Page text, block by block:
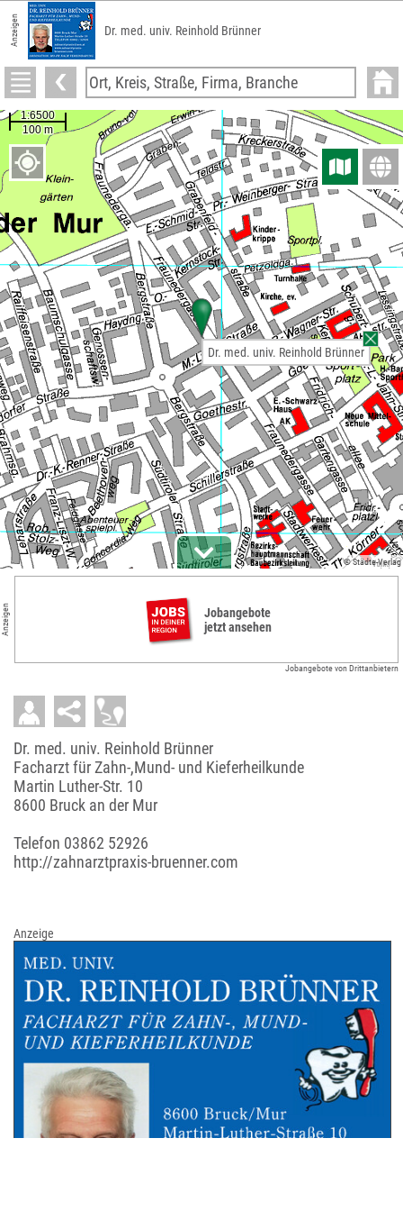
Anzeigen Dr. med. univ. Reinhold Brünner
© Städte-Verlag
Dr. med. univ. Reinhold Brünner
Anzeigen
Jobangebote
jetzt ansehen
Jobangebote von Drittanbietern
Dr. med. univ. Reinhold Brünner
Facharzt für Zahn-,Mund- und Kieferheilkunde
Martin Luther-Str. 10
8600 Bruck an der Mur
Telefon 03862 52926
http://zahnarztpraxis-bruenner.com
Anzeige